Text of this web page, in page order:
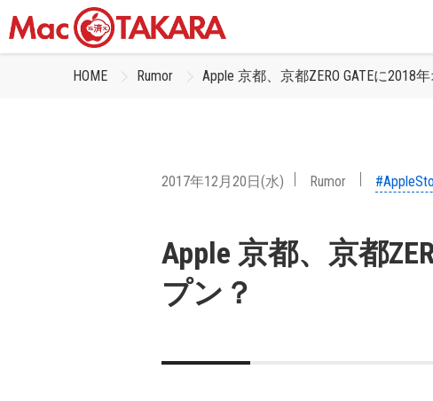
HOME Rumor Apple 京都、京都ZERO GATEに2018
2017年12月20日(水) Rumor
Apple 京都、京都
プン？